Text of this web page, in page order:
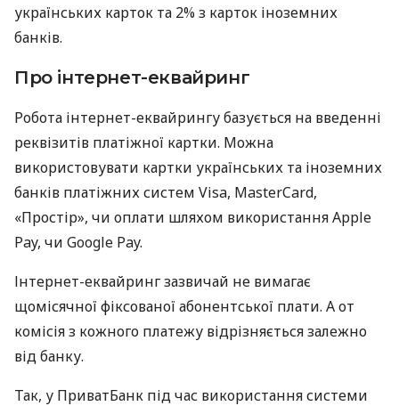
українських карток та 2% з карток іноземних
банків.
Про інтернет-еквайринг
Робота інтернет-еквайрингу базується на введенні
реквізитів платіжної картки. Можна
використовувати картки українських та іноземних
банків платіжних систем Visa, MasterCard,
«Простір», чи оплати шляхом використання Apple
Pay, чи Google Pay.
Інтернет-еквайринг зазвичай не вимагає
щомісячної фіксованої абонентської плати. А от
комісія з кожного платежу відрізняється залежно
від банку.
Так, у ПриватБанк під час використання системи